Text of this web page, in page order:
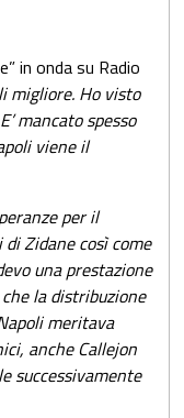
in onda su Radio
migliore. Ho visto
mancato spesso
viene il
per il
Zidane così come
una prestazione
la distribuzione
meritava
anche Callejon
successivamente